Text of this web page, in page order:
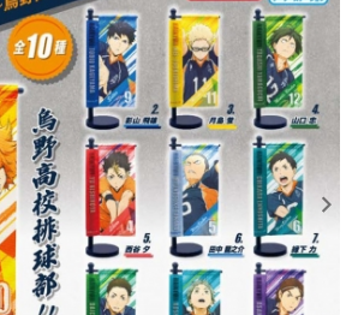
シン本体
セル